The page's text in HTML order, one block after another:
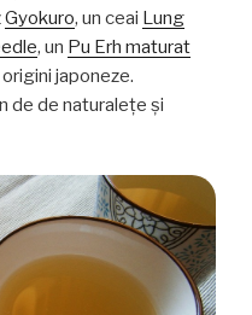
Gyokuro, un ceai Lung
, un Pu Erh maturat
origini japoneze.
de de naturaleţe şi